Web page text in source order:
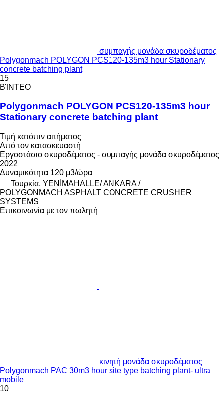
συμπαγής μονάδα σκυροδέματος
Polygonmach POLYGON PCS120-135m3 hour Stationary
concrete batching plant
15
ΒΊΝΤΕΟ
Polygonmach POLYGON PCS120-135m3 hour
Stationary concrete batching plant
Τιμή κατόπιν αιτήματος
Από τον κατασκευαστή
Εργοστάσιο σκυροδέματος - συμπαγής μονάδα σκυροδέματος
2022
Δυναμικότητα 120 μ3/ώρα
Τουρκία, YENİMAHALLE/ ANKARA /
POLYGONMACH ASPHALT CONCRETE CRUSHER
SYSTEMS
Επικοινωνία με τον πωλητή
κινητή μονάδα σκυροδέματος
Polygonmach PAC 30m3 hour site type batching plant- ultra
mobile
10